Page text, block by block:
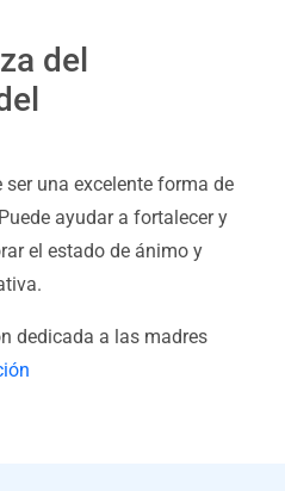
del
una excelente forma de
ayudar a fortalecer y
el estado de ánimo y
dedicada a las madres